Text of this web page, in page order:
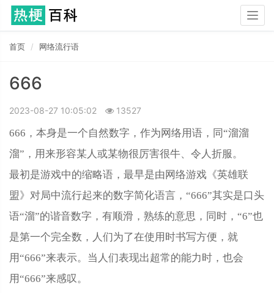
首页 网络流行语
666
2023-08-27 10:05:02 13527
666，本身是一个自然数字，作为网络用语，同“溜溜
溜”，用来形容某人或某物很厉害很牛、令人折服。
最初是游戏中的缩略语，最早是由网络游戏《英雄联
盟》对局中流行起来的数字简化语言，“666”其实是口头
语“溜”的谐音数字，有顺滑，熟练的意思，同时，“6”也
是第一个完全数，人们为了在使用时书写方便，就
用“666”来表示。当人们表现出超常的能力时，也会
用“666”来感叹。